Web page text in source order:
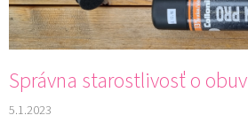
Správna starostlivosť o obuv
5.1.2023